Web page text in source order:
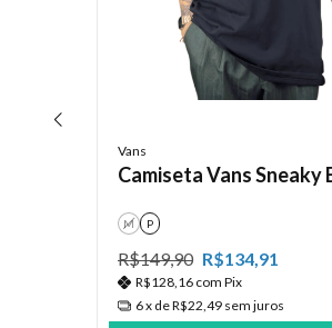
Vans
Camiseta Vans Sneaky
M P
R$149,90 R$134,91
R$128,16 com Pix
6x deR$22,49 sem juros